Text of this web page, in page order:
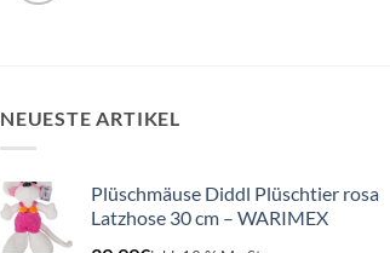
NEUESTE ARTIKEL
Plüschmäuse Diddl Plüschtier rosa
Latzhose 30 cm – WARIMEX